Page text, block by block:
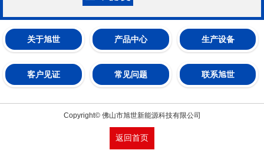
关于旭世 产品中心 生产设备
客户见证 常见问题 联系旭世
Copyright© 佛山市旭世新能源科技有限公司
返回首页